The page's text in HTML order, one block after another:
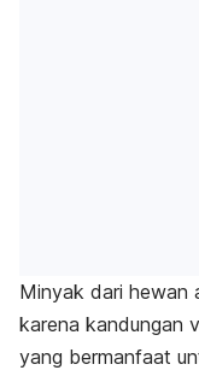
Minyak dari hewan
karena kandungan
yang bermanfaat